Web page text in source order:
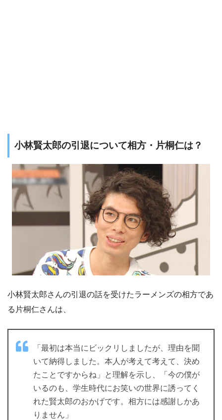
小林賢太郎の引退について相方・片桐仁は？
小林賢太郎さんの引退の話を受けたラーメンズの相方であ
る片桐仁さんは、
「最初は本当にビックリしましたが、理由を聞
いて納得しました。本人が考えて考えて、決め
たことですからね」と理解を示し、「今の僕が
いるのも、学生時代にお笑いの世界に誘ってく
れた賢太郎のおかげです。相方には感謝しかあ
りません」